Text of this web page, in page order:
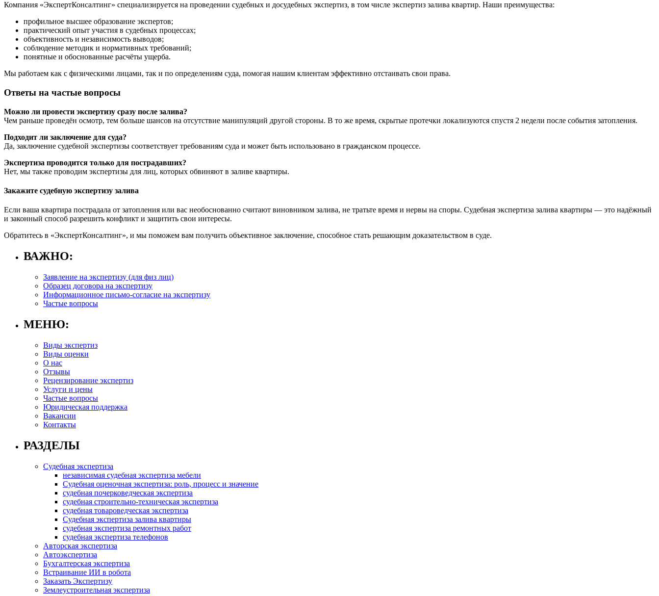
Компания «ЭкспертКонсалтинг» специализируется на проведении судебных и досудебных экспертиз, в том числе экспертиз залива квартир. Наши преимущества:
профильное высшее образование экспертов;
практический опыт участия в судебных процессах;
объективность и независимость выводов;
соблюдение методик и нормативных требований;
понятные и обоснованные расчёты ущерба.
Мы работаем как с физическими лицами, так и по определениям суда, помогая нашим клиентам эффективно отстаивать свои права.
Ответы на частые вопросы
Можно ли провести экспертизу сразу после залива?
Чем раньше проведён осмотр, тем больше шансов на отсутствие манипуляций другой стороны. В то же время, скрытые протечки локализуются спустя 2 недели после события затопления.
Подходит ли заключение для суда?
Да, заключение судебной экспертизы соответствует требованиям суда и может быть использовано в гражданском процессе.
Экспертиза проводится только для пострадавших?
Нет, мы также проводим экспертизы для лиц, которых обвиняют в заливе квартиры.
Закажите судебную экспертизу залива
Если ваша квартира пострадала от затопления или вас необоснованно считают виновником залива, не тратьте время и нервы на споры. Судебная экспертиза залива квартиры — это надёжный
и законный способ разрешить конфликт и защитить свои интересы.
Обратитесь в «ЭкспертКонсалтинг», и мы поможем вам получить объективное заключение, способное стать решающим доказательством в суде.
ВАЖНО:
Заявление на экспертизу (для физ лиц)
Образец договора на экспертизу
Информационное письмо-согласие на экспертизу
Частые вопросы
МЕНЮ:
Виды экспертиз
Виды оценки
О нас
Отзывы
Рецензирование экспертиз
Услуги и цены
Частые вопросы
Юридическая поддержка
Вакансии
Контакты
РАЗДЕЛЫ
Cудебная экспертиза
независимая судебная экспертиза мебели
Судебная оценочная экспертиза: роль, процесс и значение
судебная почерковедческая экспертиза
судебная строительно-техническая экспертиза
судебная товароведческая экспертиза
Судебная экспертиза залива квартиры
судебная экспертиза ремонтных работ
судебная экспертиза телефонов
Авторская экспертиза
Автоэкспертиза
Бухгалтерская экспертиза
Встраивание ИИ в робота
Заказать Экспертизу
Землеустроительная экспертиза